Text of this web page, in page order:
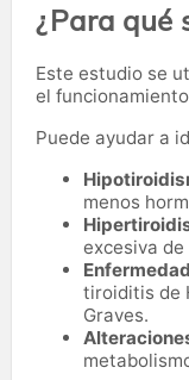
¿Para qué
Este estudio se
el
Puede ayudar a
menos
excesiva
tiroiditis de
Graves.